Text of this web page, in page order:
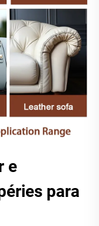
e
para